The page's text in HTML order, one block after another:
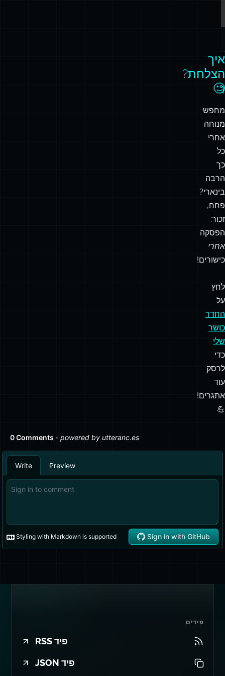
איך
הצלחת?
🧐
מחפש
מנוחה
אחרי
כל
כך
הרבה
בינארי?
פחח,
זכור:
הפסקה
אחרי
כישורים!
לחץ
על
החדר
כושר
שלי
כדי
לרסק
עוד
אתגרים!
💪
פידים
פיד RSS
פיד JSON